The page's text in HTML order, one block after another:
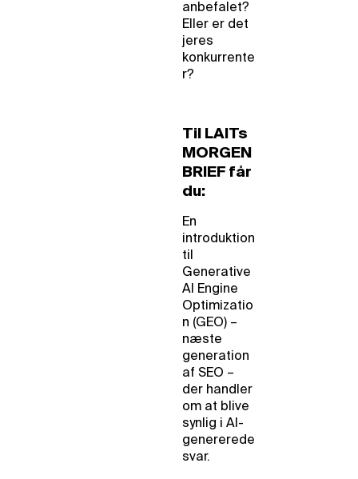
anbefalet?
Eller er det
jeres
konkurrente
r?
Til LAITs
MORGEN
BRIEF får
du:
En
introduktion
til
Generative
AI Engine
Optimizatio
n (GEO) –
næste
generation
af SEO –
der handler
om at blive
synlig i AI-
genererede
svar.